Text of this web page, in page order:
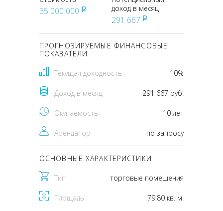
35 000 000 pуб
доход в месяц
291 667 pуб
ПРОГНОЗИРУЕМЫЕ ФИНАНСОВЫЕ
ПОКАЗАТЕЛИ
Текущая доходность 10%
Доход в месяц 291 667 руб.
Окупаемость 10 лет
Арендатор по запросу
ОСНОВНЫЕ ХАРАКТЕРИСТИКИ
Тип торговые помещения
Площадь 79.80 кв. м.